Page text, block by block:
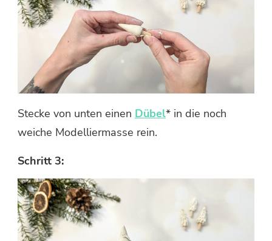
Stecke von unten einen Dübel* in die noch
weiche Modelliermasse rein.
Schritt 3: